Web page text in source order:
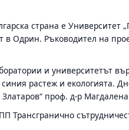
страна е Университет
Одрин. Ръководител на
и университетът
растеж и екологията.
проф. д-р